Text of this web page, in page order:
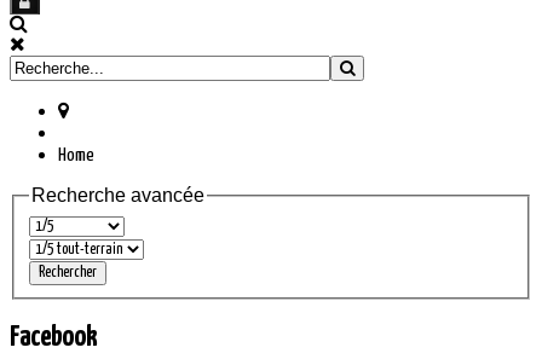
Home
Recherche avancée
Facebook